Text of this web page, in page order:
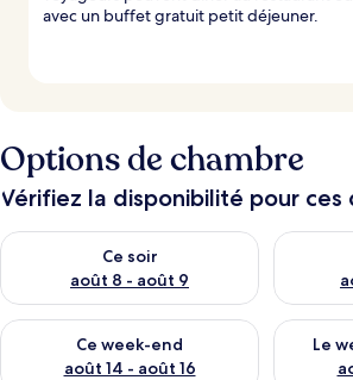
avec un buffet gratuit petit déjeuner.
Options de chambre
Vérifiez la disponibilité pour ces
Ce soir
août 8 - août 9
Vérifier la disponibilité pour ce soir août
Vérifier
Ce week-end
août 14 - août 16
Vérifier la disponibilité pour ce week-end
Le
Vérifier